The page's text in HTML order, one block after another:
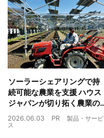
ソーラーシェアリングで持
続可能な農業を支援 ハウス
ジャパンが切り拓く農業の
未来
2026.06.03 PR
製品・サービ
ス